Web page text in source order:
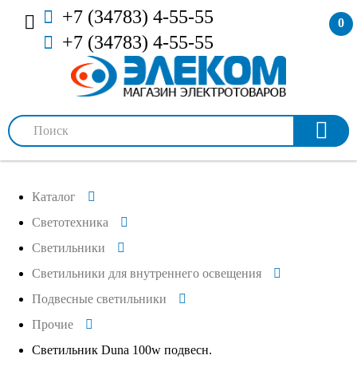
+7 (34783) 4-55-55
+7 (34783) 4-55-55
0
Каталог
Светотехника
Светильники
Светильники для внутреннего освещения
Подвесные светильники
Прочие
Светильник Duna 100w подвесн.